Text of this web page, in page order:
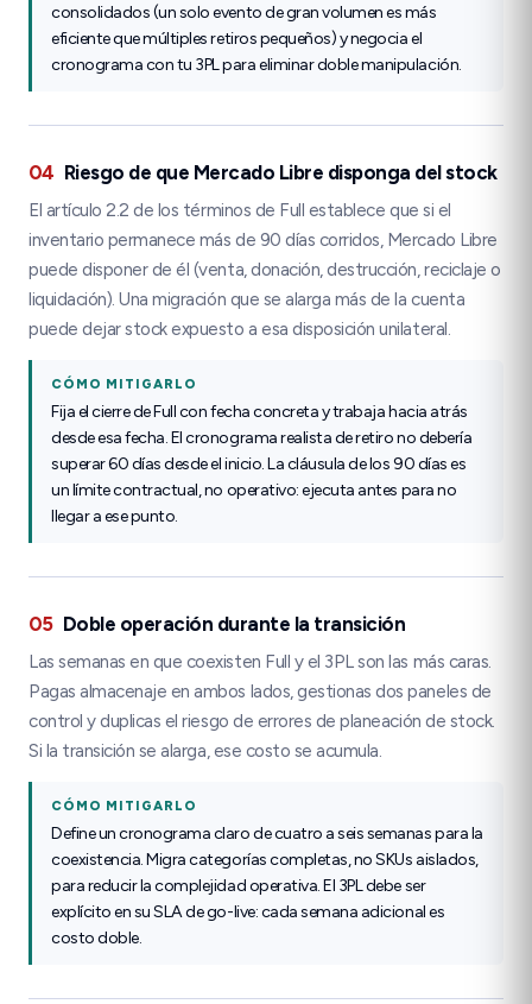
consolidados (un solo evento de gran volumen es más
eficiente que múltiples retiros pequeños) y negocia el
cronograma con tu 3PL para eliminar doble manipulación.
04 Riesgo de que Mercado Libre disponga del stock
El artículo 2.2 de los términos de Full establece que si el
inventario permanece más de 90 días corridos, Mercado Libre
puede disponer de él (venta, donación, destrucción, reciclaje o
liquidación). Una migración que se alarga más de la cuenta
puede dejar stock expuesto a esa disposición unilateral.
CÓMO MITIGARLO
Fija el cierre de Full con fecha concreta y trabaja hacia atrás
desde esa fecha. El cronograma realista de retiro no debería
superar 60 días desde el inicio. La cláusula de los 90 días es
un límite contractual, no operativo: ejecuta antes para no
llegar a ese punto.
05 Doble operación durante la transición
Las semanas en que coexisten Full y el 3PL son las más caras.
Pagas almacenaje en ambos lados, gestionas dos paneles de
control y duplicas el riesgo de errores de planeación de stock.
Si la transición se alarga, ese costo se acumula.
CÓMO MITIGARLO
Define un cronograma claro de cuatro a seis semanas para la
coexistencia. Migra categorías completas, no SKUs aislados,
para reducir la complejidad operativa. El 3PL debe ser
explícito en su SLA de go-live: cada semana adicional es
costo doble.